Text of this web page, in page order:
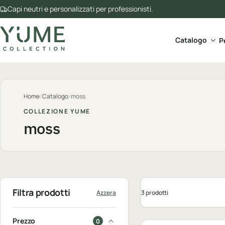
Capi neutri e personalizzati per professionisti.
Catalogo
Home/Catalogo/moss
COLLEZIONE YUME
moss
Filtra prodotti Azzera
Prezzo 0
3 prodotti
Personalizzabile